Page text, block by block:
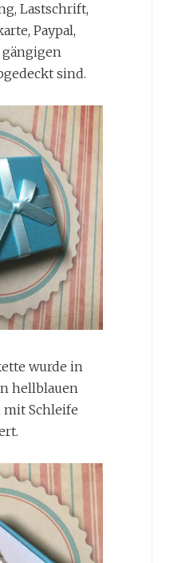
Lastschrift,
Paypal,
sind.
wurde in
hellblauen
mit Schleife